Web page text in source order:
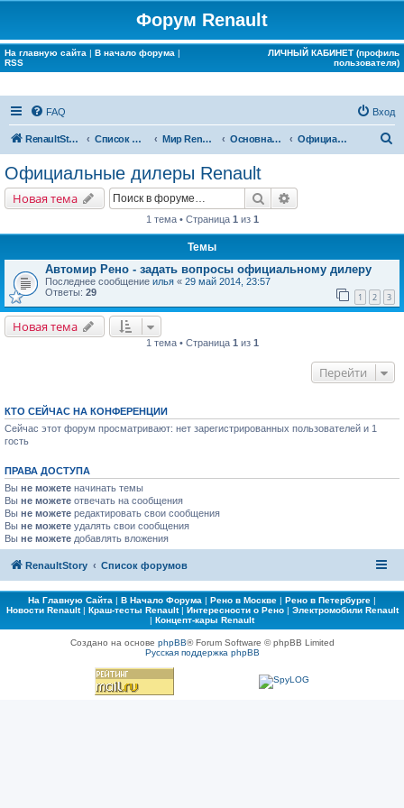
Форум Renault
На главную сайта | В начало форума |
RSS
ЛИЧНЫЙ КАБИНЕТ (профиль
пользователя)
FAQ Вход
RenaultStory Список форумов Мир Renault Основная конференция Официальные дилеры Renault
Официальные дилеры Renault
Новая тема Поиск
1 тема • Страница 1 из 1
Темы
Автомир Рено - задать вопросы официальному дилеру
Последнее сообщение илья « 29 май 2014, 23:57
Ответы: 29 1 2 3
Новая тема
1 тема • Страница 1 из 1
Перейти
КТО СЕЙЧАС НА КОНФЕРЕНЦИИ
Сейчас этот форум просматривают: нет зарегистрированных пользователей и 1
гость
ПРАВА ДОСТУПА
Вы не можете начинать темы
Вы не можете отвечать на сообщения
Вы не можете редактировать свои сообщения
Вы не можете удалять свои сообщения
Вы не можете добавлять вложения
RenaultStory Список форумов
На Главную Сайта | В Начало Форума | Рено в Москве | Рено в Петербурге |
Новости Renault| Краш-тесты Renault| Интересности о Рено| Электромобили Renault
| Концепт-кары Renault
Создано на основе phpBB® Forum Software © phpBB Limited
Русская поддержка phpBB